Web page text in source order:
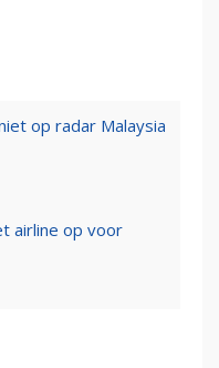
op radar Malaysia
airline op voor